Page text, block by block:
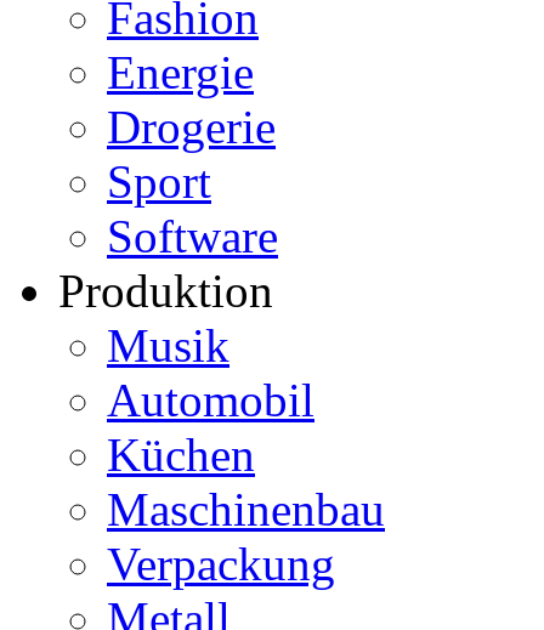
Fashion
Energie
Drogerie
Sport
Software
Produktion
Musik
Automobil
Küchen
Maschinenbau
Verpackung
Metall